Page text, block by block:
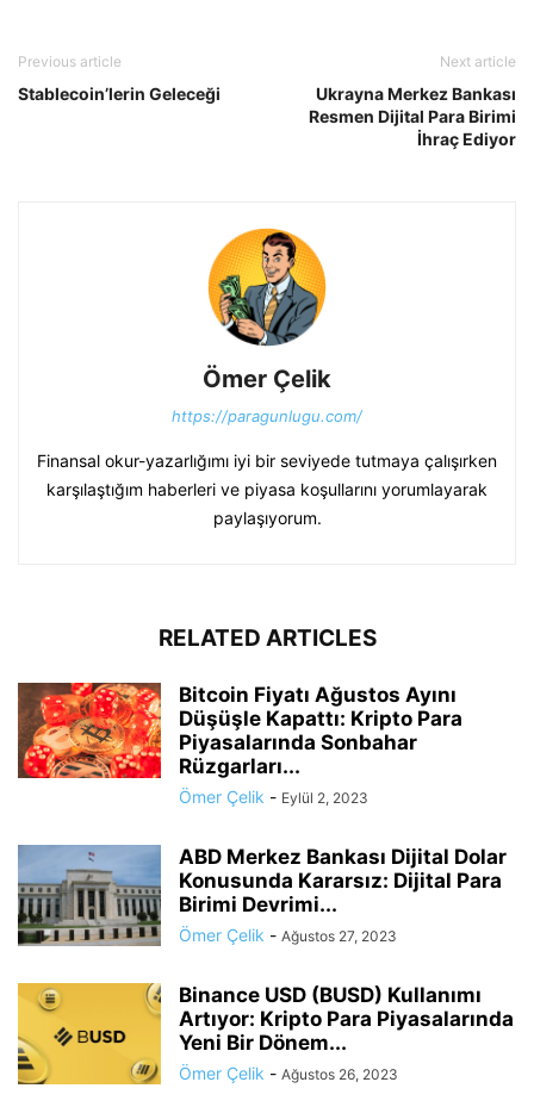
Previous article
Stablecoin’lerin Geleceği
Next article
Ukrayna Merkez Bankası
Resmen Dijital Para Birimi
İhraç Ediyor
Ömer Çelik
https://paragunlugu.com/
Finansal okur-yazarlığımı iyi bir seviyede tutmaya çalışırken
karşılaştığım haberleri ve piyasa koşullarını yorumlayarak
paylaşıyorum.
RELATED ARTICLES
Bitcoin Fiyatı Ağustos Ayını
Düşüşle Kapattı: Kripto Para
Piyasalarında Sonbahar
Rüzgarları...
Ömer Çelik - Eylül 2, 2023
ABD Merkez Bankası Dijital Dolar
Konusunda Kararsız: Dijital Para
Birimi Devrimi...
Ömer Çelik - Ağustos 27, 2023
Binance USD (BUSD) Kullanımı
Artıyor: Kripto Para Piyasalarında
Yeni Bir Dönem...
Ömer Çelik - Ağustos 26, 2023